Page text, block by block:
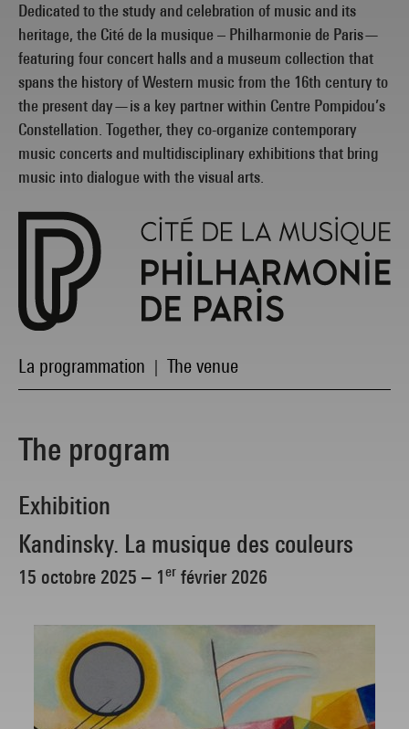
Dedicated to the study and celebration of music and its
heritage, the Cité de la musique – Philharmonie de Paris—
featuring four concert halls and a museum collection that
spans the history of Western music from the 16th century to
the present day—is a key partner within Centre Pompidou’s
Constellation. Together, they co-organize contemporary
music concerts and multidisciplinary exhibitions that bring
music into dialogue with the visual arts.
La programmation | The venue
The program
Exhibition
Kandinsky. La musique des couleurs
15 octobre 2025 – 1er février 2026